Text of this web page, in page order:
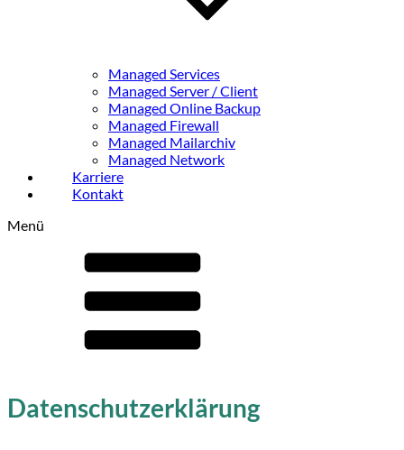
Managed Services
Managed Server / Client
Managed Online Backup
Managed Firewall
Managed Mailarchiv
Managed Network
Karriere
Kontakt
Menü
Datenschutz­erklärung